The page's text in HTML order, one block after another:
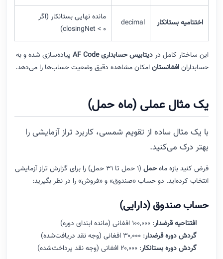
اختتامیه بستانکار decimal
مانده نهایی بستانکار (اگر
closingNet < 0)
این ساختار کامل دردیتابیس حسابداری AF Code
پیاده‌سازی شده و به
حسابدارانافغانستانامکان مشاهده دقیق وضعیت حساب‌ها را می‌دهد.
یک مثال عملی (ماه حمل)
با یک مثال ساده از تقویم شمسی، کاربرد تراز آزمایشی را
بهتر درک می‌کنید.
فرض کنید بازه ماهحمل
(۱ حمل تا ۳۱ حمل) را برای گزارش تراز آزمایشی
انتخاب کرده‌اید. دو حساب «صندوق» و «فروش» را در نظر بگیرید:
حساب صندوق (دارایی)
افتتاحیه قرضدار: ۱۰۰,۰۰۰ افغانی (مانده ابتدای دوره)
گردش دوره قرضدار: ۳۰,۰۰۰ افغانی (وجه نقد دریافت‌شده)
گردش دوره بستانکار: ۲۰,۰۰۰ افغانی (وجه نقد پرداخت‌شده)